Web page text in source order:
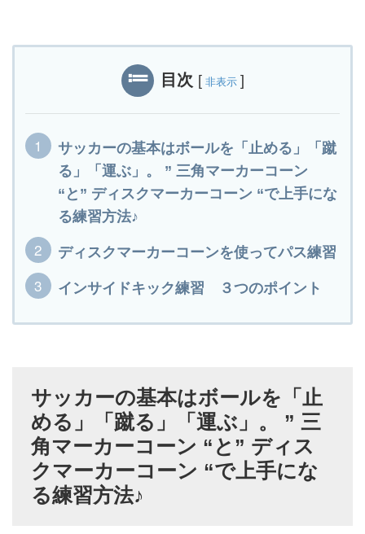
目次 [ 非表示 ]
サッカーの基本はボールを「止める」「蹴
る」「運ぶ」。 ” 三角マーカーコーン
“と” ディスクマーカーコーン “で上手にな
る練習方法♪
ディスクマーカーコーンを使ってパス練習
インサイドキック練習 ３つのポイント
サッカーの基本はボールを「止
める」「蹴る」「運ぶ」。 ” 三
角マーカーコーン “と” ディス
クマーカーコーン “で上手にな
る練習方法♪